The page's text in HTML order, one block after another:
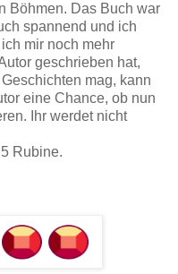
Böhmen. Das Buch war
spannend und ich
mir noch mehr
geschrieben hat,
mag, kann
eine Chance, ob nun
Ihr werdet nicht
Rubine.